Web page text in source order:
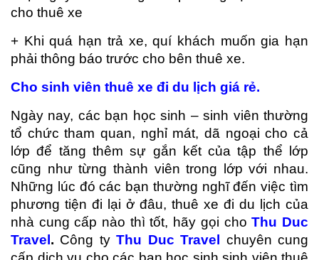
cho thuê xe
+ Khi quá hạn trả xe, quí khách muốn gia hạn
phải thông báo trước cho bên thuê xe.
Cho sinh viên thuê xe đi du lịch giá rẻ.
Ngày nay, các bạn học sinh – sinh viên thường
tổ chức tham quan, nghỉ mát, dã ngoại cho cả
lớp để tăng thêm sự gắn kết của tập thể lớp
cũng như từng thành viên trong lớp với nhau.
Những lúc đó các bạn thường nghĩ đến việc tìm
phương tiện đi lại ở đâu, thuê xe đi du lịch của
nhà cung cấp nào thì tốt, hãy gọi choThu Duc
Travel. Công tyThu Duc Travel chuyên cung